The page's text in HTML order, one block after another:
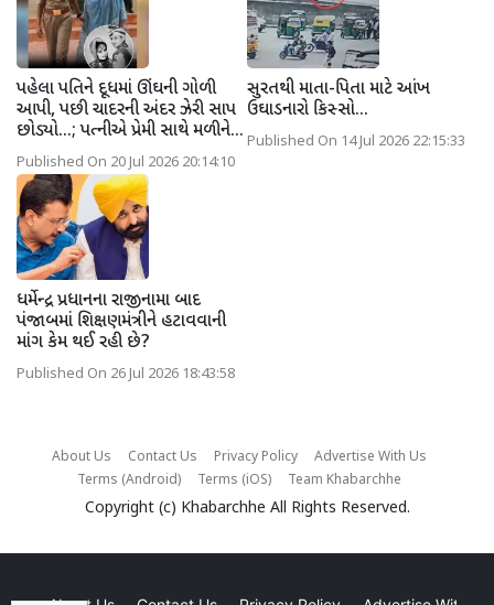
પહેલા પતિને દૂધમાં ઊંઘની ગોળી
આપી, પછી ચાદરની અંદર ઝેરી સાપ
છોડ્યો...; પત્નીએ પ્રેમી સાથે મળીને...
Published On 20 Jul 2026 20:14:10
સુરતથી માતા-પિતા માટે આંખ
ઉઘાડનારો કિસ્સો...
Published On 14 Jul 2026 22:15:33
ધર્મેન્દ્ર પ્રધાનના રાજીનામા બાદ
પંજાબમાં શિક્ષણમંત્રીને હટાવવાની
માંગ કેમ થઈ રહી છે?
Published On 26 Jul 2026 18:43:58
About Us Contact Us Privacy Policy
Advertise With Us
Terms (Android)
Terms (iOS) Team Khabarchhe
Copyright (c) Khabarchhe All Rights Reserved.